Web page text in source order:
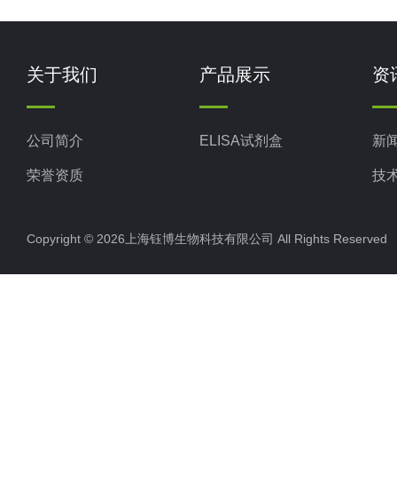
关于我们
公司简介
荣誉资质
产品展示
ELISA试剂盒
资
新
技
Copyright © 2026上海钰博生物科技有限公司 All Rights